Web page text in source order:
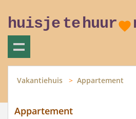
huisje tehuur
Vakantiehuis Appartement
Appartement